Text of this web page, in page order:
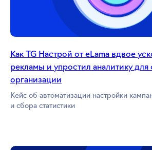
Как TG Настрой от eLama вдвое
рекламы и упростил аналитику для
организации
Кейс об автоматизации настройки
и сбора статистики